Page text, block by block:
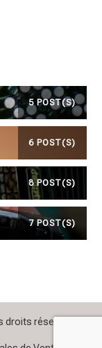
5 POST(S)
6 POST(S)
8 POST(S)
7 POST(S)
réservés.